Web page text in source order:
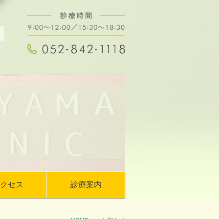
セス 診療案内